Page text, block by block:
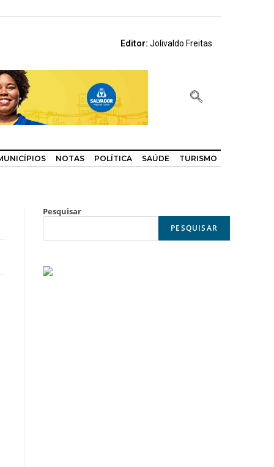
Editor:Jolivaldo Freitas
NOTAS POLÍTICA SAÚDE TURISMO
Pesquisar
PESQUISAR